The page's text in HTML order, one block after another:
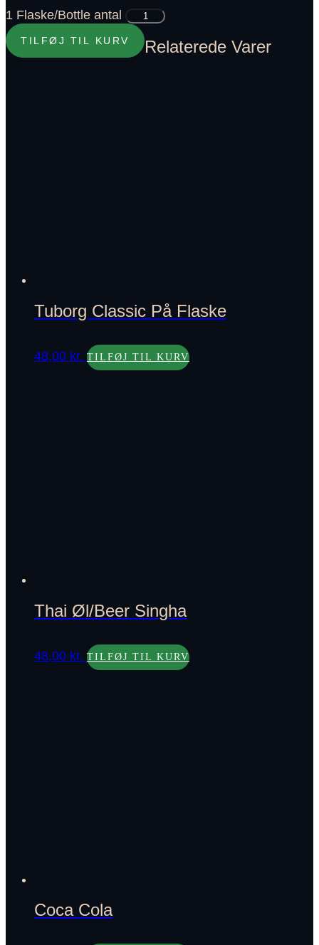
1 Flaske/Bottle antal
TILFØJ TIL KURV Relaterede Varer
Tuborg Classic På Flaske
48,00 kr. TILFØJ TIL KURV
Thai Øl/Beer Singha
48,00 kr. TILFØJ TIL KURV
Coca Cola